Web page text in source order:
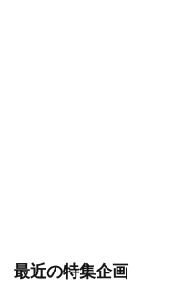
最近の特集企画